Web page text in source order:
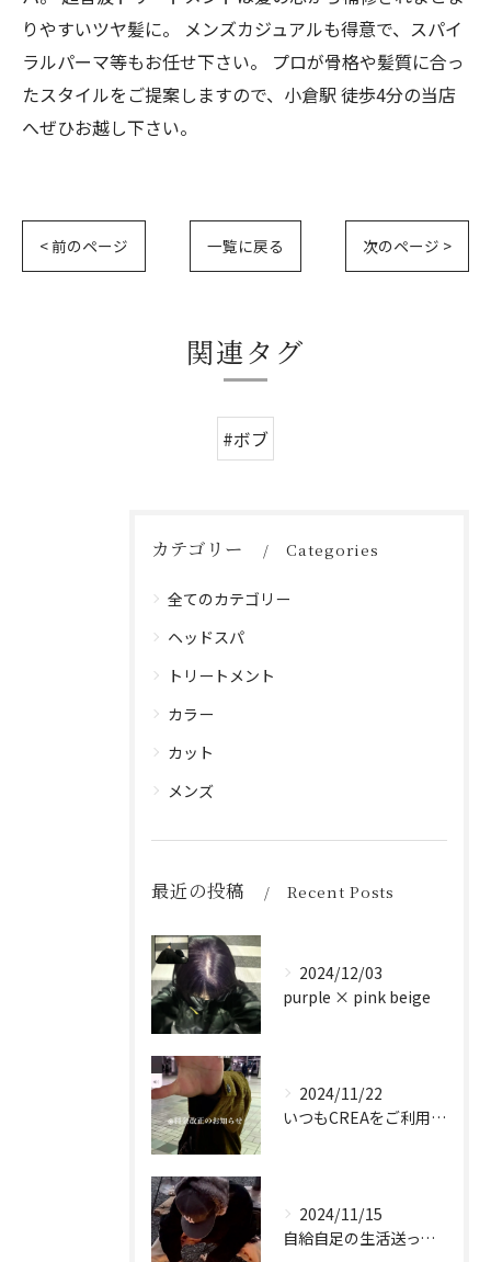
りやすいツヤ髪に。 メンズカジュアルも得意で、スパイ
ラルパーマ等もお任せ下さい。 プロが骨格や髪質に合っ
たスタイルをご提案しますので、小倉駅 徒歩4分の当店
へぜひお越し下さい。
< 前のページ 一覧に戻る 次のページ >
関連タグ
#ボブ
カテゴリー Categories
全てのカテゴリー
ヘッドスパ
トリートメント
カラー
カット
メンズ
最近の投稿 Recent Posts
2024/12/03
purple × pink beige
2024/11/22
いつもCREAをご利用頂き誠に有難う御座います！
2024/11/15
自給自足の生活送ってます